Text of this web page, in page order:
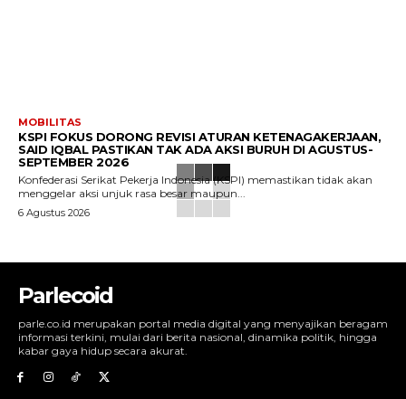
MOBILITAS
KSPI FOKUS DORONG REVISI ATURAN KETENAGAKERJAAN,
SAID IQBAL PASTIKAN TAK ADA AKSI BURUH DI AGUSTUS-
SEPTEMBER 2026
Konfederasi Serikat Pekerja Indonesia (KSPI) memastikan tidak akan
menggelar aksi unjuk rasa besar maupun...
6 Agustus 2026
Parlecoid
parle.co.id merupakan portal media digital yang menyajikan beragam
informasi terkini, mulai dari berita nasional, dinamika politik, hingga
kabar gaya hidup secara akurat.